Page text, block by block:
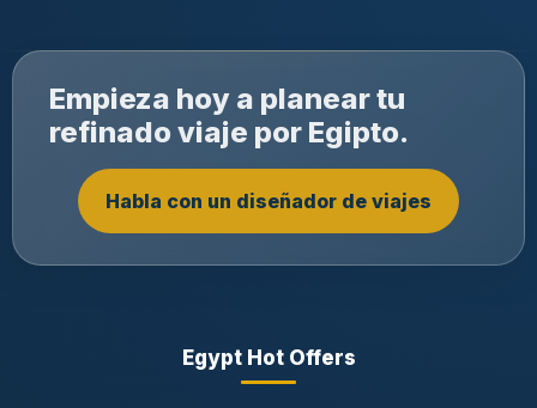
Empieza hoy a planear tu
refinado viaje por Egipto.
Habla con un diseñador de viajes
Egypt Hot Offers